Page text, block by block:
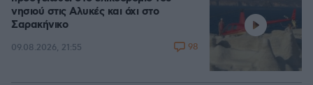
νησιού στις Αλυκές και όχι στο
Σαρακήνικο
09.08.2026, 21:55 98